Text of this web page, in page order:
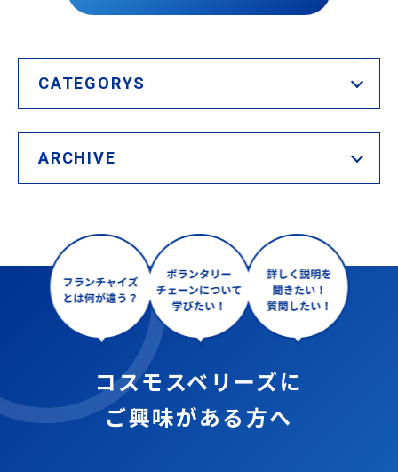
CATEGORYS
ARCHIVE
コスモスベリーズに
ご興味がある方へ